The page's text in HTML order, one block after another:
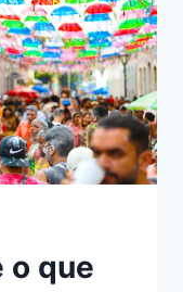
o que